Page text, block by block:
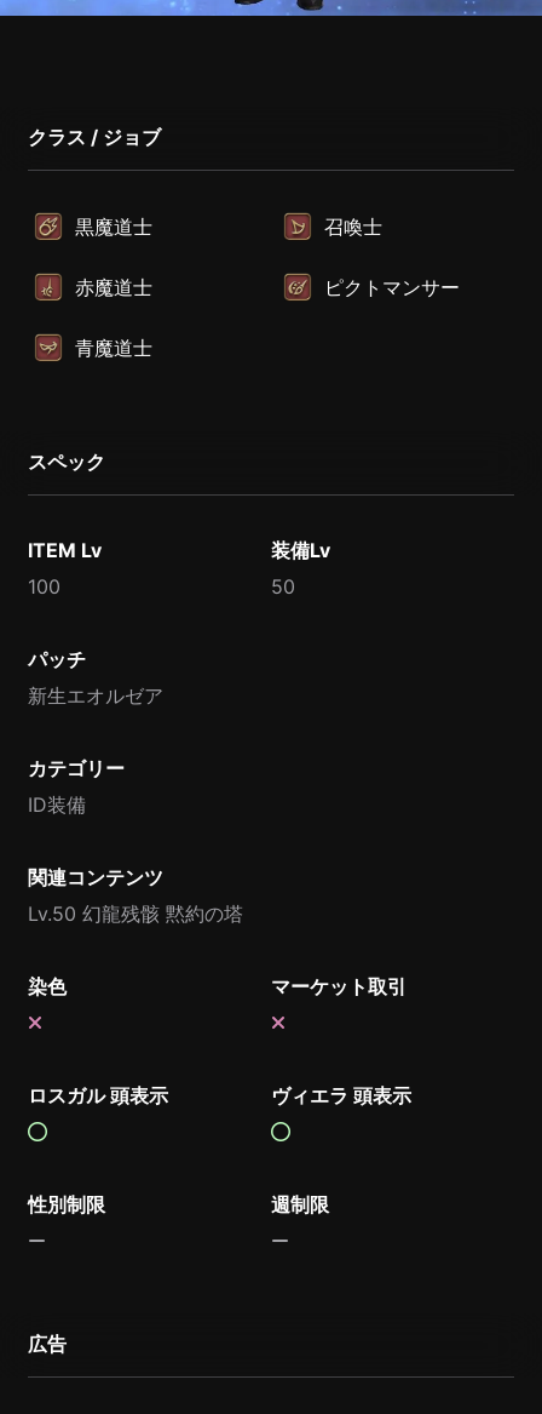
クラス / ジョブ
黒魔道士 召喚士
赤魔道士 ピクトマンサー
青魔道士
スペック
ITEM Lv
100
装備Lv
50
パッチ
新生エオルゼア
カテゴリー
ID装備
関連コンテンツ
Lv.50 幻龍残骸 黙約の塔
染色 マーケット取引
ロスガル 頭表示 ヴィエラ 頭表示
性別制限 週制限
広告